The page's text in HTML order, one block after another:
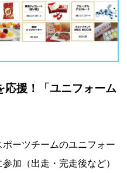
応援！「ユニフォーム
ーツチームのユニフォー
加（出走・完走後など）